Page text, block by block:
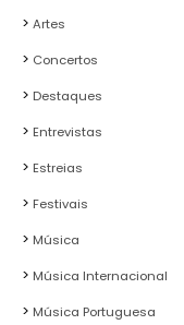
Artes
Concertos
Destaques
Entrevistas
Estreias
Festivais
Música
Música Internacional
Música Portuguesa